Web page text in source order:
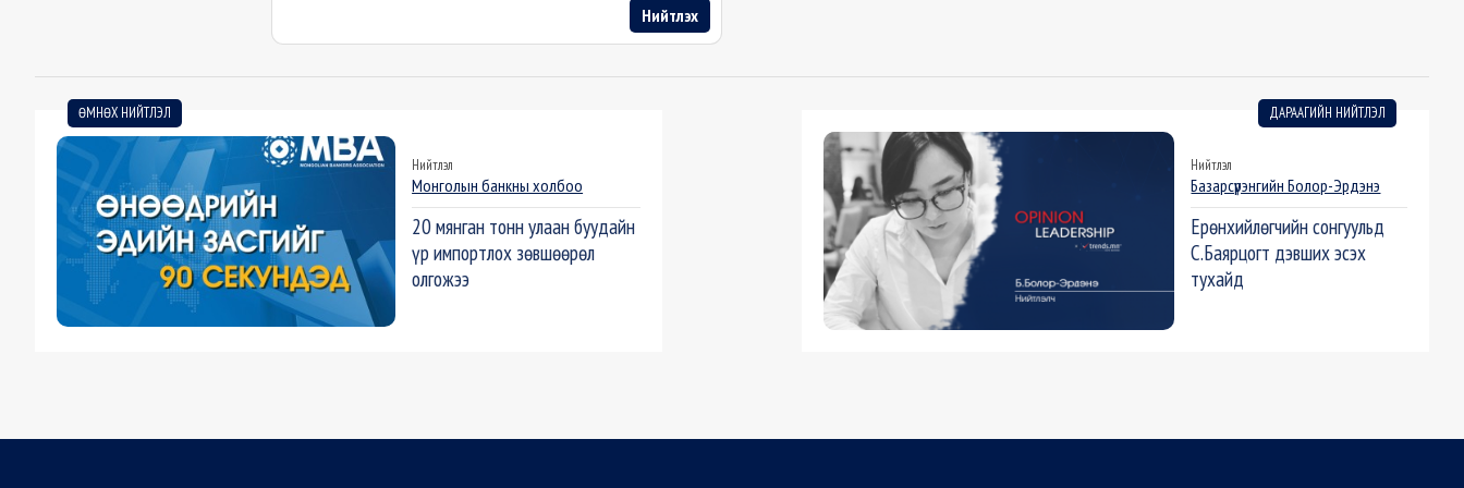
Нийтлэх
ӨМНӨХ НИЙТЛЭЛ
Нийтлэл
Монголын банкны холбоо
20 мянган тонн улаан буудайн
үр импортлох зөвшөөрөл
олгожээ
ДАРААГИЙН НИЙТЛЭЛ
Нийтлэл
Базарсүрэнгийн Болор-Эрдэнэ
Ерөнхийлөгчийн сонгуульд
С.Баярцогт дэвших эсэх
тухайд